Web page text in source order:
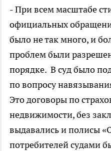
- При всем масштабе
официальных
было не так много, и
проблем были
порядке. В суд было
по вопросу
Это договоры по
недвижимости, без
выдавались и полисы
потребителей судами